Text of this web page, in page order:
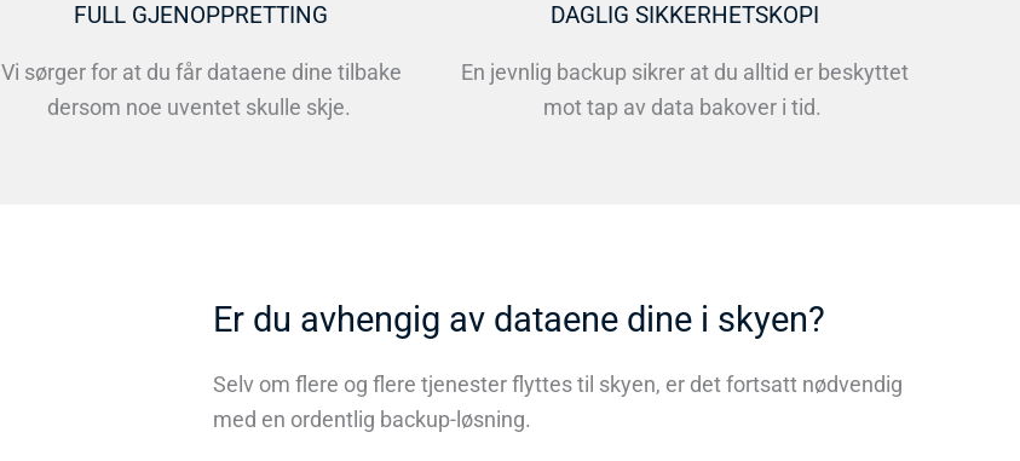
FULL GJENOPPRETTING
Vi sørger for at du får dataene dine tilbake
dersom noe uventet skulle skje.
DAGLIG SIKKERHETSKOPI
En jevnlig backup sikrer at du alltid er beskyttet
mot tap av data bakover i tid.
Er du avhengig av dataene dine i skyen?
Selv om flere og flere tjenester flyttes til skyen, er det fortsatt nødvendig
med en ordentlig backup-løsning.